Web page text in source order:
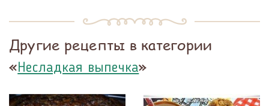
Другие рецепты в категории
«Несладкая выпечка»